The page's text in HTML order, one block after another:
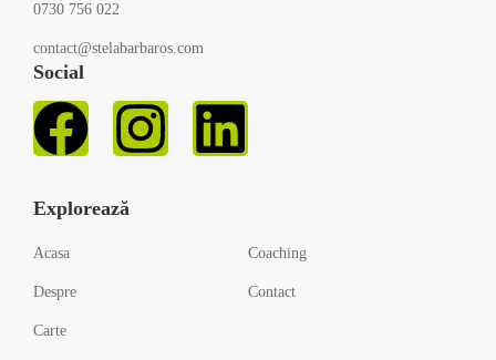
0730 756 022
contact@stelabarbaros.com
Social
Explorează
Acasa Coaching
Despre Contact
Carte